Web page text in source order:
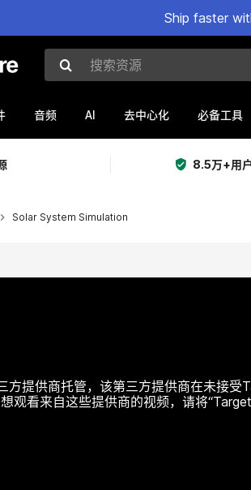
Ship faster
搜索资源
音频 AI 去中心化 必备工具
8.5万+用户
Solar System Simulation
方提供商托管，该第三方提供商在未接
观看来自这些提供商的视频，请将